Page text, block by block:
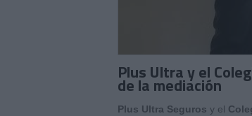
Plus Ultra y el
de la mediación
Plus Ultra Seguros y el